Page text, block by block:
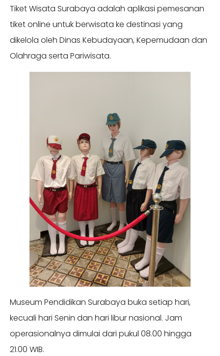
Tiket Wisata Surabaya adalah aplikasi pemesanan
tiket online untuk berwisata ke destinasi yang
dikelola oleh Dinas Kebudayaan, Kepemudaan dan
Olahraga serta Pariwisata.
Museum Pendidikan Surabaya buka setiap hari,
kecuali hari Senin dan hari libur nasional. Jam
operasionalnya dimulai dari pukul 08.00 hingga
21.00 WIB.